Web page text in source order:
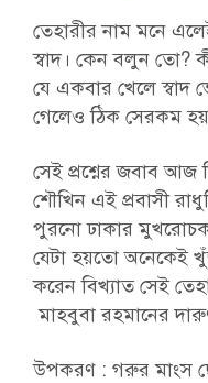
তেহারীর নাম মনে
স্বাদ। কেন বলুন তো?
যে একবার খেলে স্বাদ
গেলেও ঠিক সেরকম
সেই প্রশ্নের জবাব আজ
শৌখিন এই প্রবাসী
পুরনো ঢাকার মুখরোচক
যেটা হয়তো অনেকেই
করেন বিখ্যাত সেই
মাহবুবা রহমানের
উপকরণ : গরুর মাংস